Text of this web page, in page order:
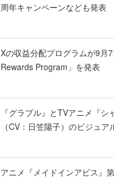
周年キャンペーンなども発表
Xの収益分配プログラムが9月
Rewards Program」を発表
『グラブル』とTVアニメ『
（CV：日笠陽子）のビジュア
アニメ『メイドインアビス』